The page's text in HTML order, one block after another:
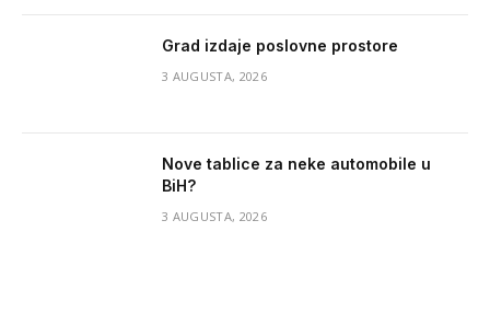
Grad izdaje poslovne prostore
3 AUGUSTA, 2026
Nove tablice za neke automobile u
BiH?
3 AUGUSTA, 2026